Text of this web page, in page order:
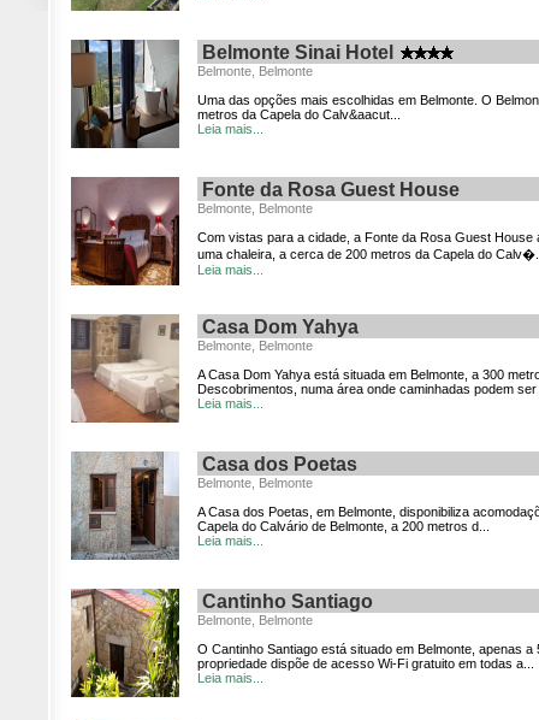
Belmonte Sinai Hotel
Belmonte, Belmonte
Uma das opções mais escolhidas em Belmonte. O
metros da Capela do Calv&aacut...
Leia mais...
Fonte da Rosa Guest House
Belmonte, Belmonte
Com vistas para a cidade, a Fonte da Rosa Guest
uma chaleira, a cerca de 200 metros da Capela do
Leia mais...
Casa Dom Yahya
Belmonte, Belmonte
A Casa Dom Yahya está situada em Belmonte, a 300
Descobrimentos, numa área onde caminhadas podem ser
Leia mais...
Casa dos Poetas
Belmonte, Belmonte
A Casa dos Poetas, em Belmonte, disponibiliza
Capela do Calvário de Belmonte, a 200 metros d...
Leia mais...
Cantinho Santiago
Belmonte, Belmonte
O Cantinho Santiago está situado em Belmonte, apenas
propriedade dispõe de acesso Wi-Fi gratuito em todas a...
Leia mais...